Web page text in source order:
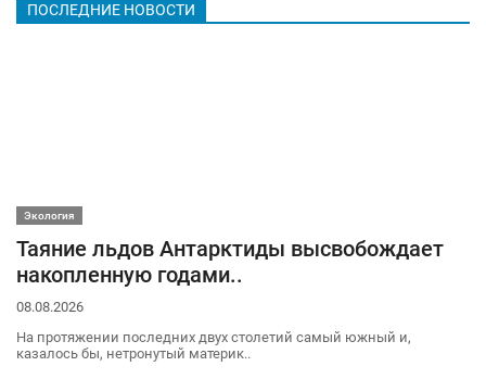
ПОСЛЕДНИЕ НОВОСТИ
Экология
Таяние льдов Антарктиды высвобождает
накопленную годами..
08.08.2026
На протяжении последних двух столетий самый южный и,
казалось бы, нетронутый материк..